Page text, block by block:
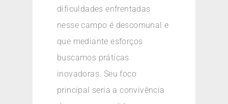
dificuldades enfrentadas
nesse campo é descomunal e
que mediante esforços
buscamos práticas
inovadoras. Seu foco
principal seria a convivência